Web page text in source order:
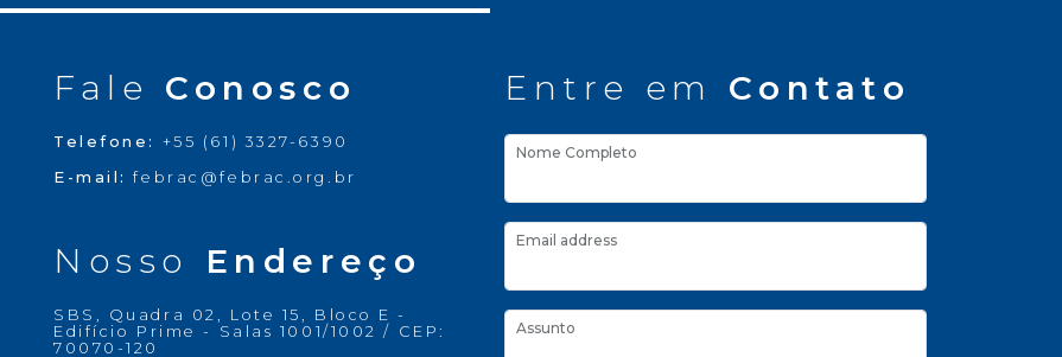
Fale Conosco
Telefone:
+55 (61) 3327-6390
E-mail:
febrac@febrac.org.br
Nosso Endereço
SBS, Quadra 02, Lote 15, Bloco E -
Edifício Prime - Salas 1001/1002 / CEP:
70070-120
Entre em Contato
Nome Completo
Email address
Assunto